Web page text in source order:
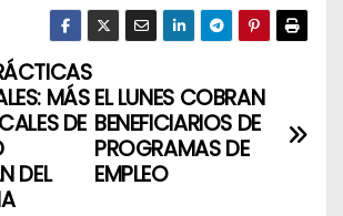
EL LUNES COBRAN
BENEFICIARIOS DE
PROGRAMAS DE
EMPLEO
MÁS
DE
DEL